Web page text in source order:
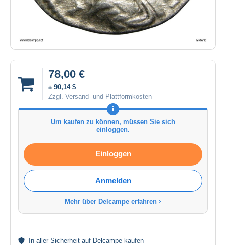
78,00 €
± 90,14 $
Zzgl. Versand- und Plattformkosten
Um kaufen zu können, müssen Sie sich
einloggen.
Einloggen
Anmelden
Mehr über Delcampe erfahren
In aller Sicherheit auf Delcampe kaufen